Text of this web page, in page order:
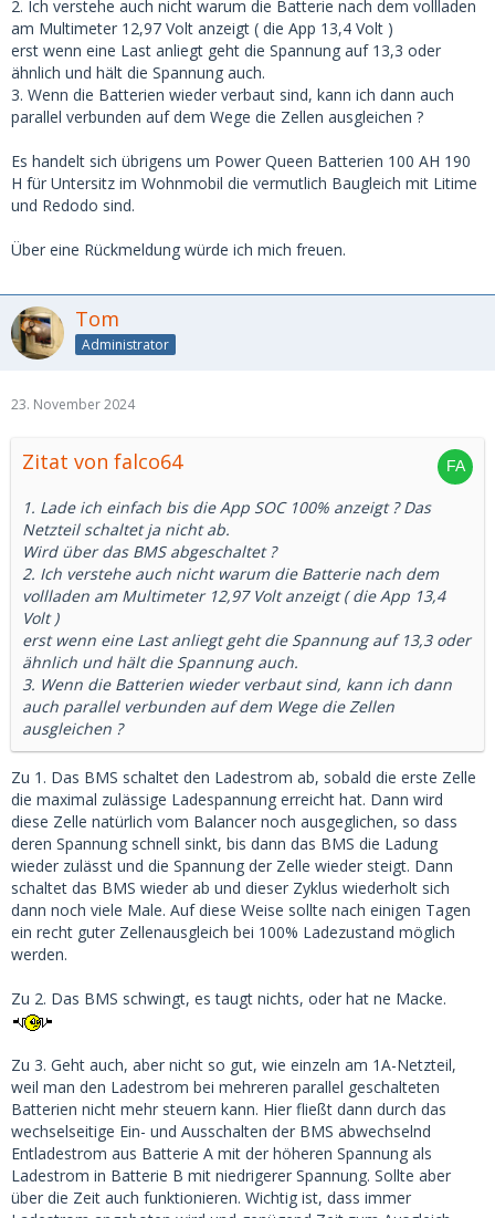
2. Ich verstehe auch nicht warum die Batterie nach dem vollladen
am Multimeter 12,97 Volt anzeigt ( die App 13,4 Volt )
erst wenn eine Last anliegt geht die Spannung auf 13,3 oder
ähnlich und hält die Spannung auch.
3. Wenn die Batterien wieder verbaut sind, kann ich dann auch
parallel verbunden auf dem Wege die Zellen ausgleichen ?
Es handelt sich übrigens um Power Queen Batterien 100 AH 190
H für Untersitz im Wohnmobil die vermutlich Baugleich mit Litime
und Redodo sind.
Über eine Rückmeldung würde ich mich freuen.
Tom
Administrator
23. November 2024
Zitat von falco64
1. Lade ich einfach bis die App SOC 100% anzeigt ? Das
Netzteil schaltet ja nicht ab.
Wird über das BMS abgeschaltet ?
2. Ich verstehe auch nicht warum die Batterie nach dem
vollladen am Multimeter 12,97 Volt anzeigt ( die App 13,4
Volt )
erst wenn eine Last anliegt geht die Spannung auf 13,3 oder
ähnlich und hält die Spannung auch.
3. Wenn die Batterien wieder verbaut sind, kann ich dann
auch parallel verbunden auf dem Wege die Zellen
ausgleichen ?
Zu 1. Das BMS schaltet den Ladestrom ab, sobald die erste Zelle
die maximal zulässige Ladespannung erreicht hat. Dann wird
diese Zelle natürlich vom Balancer noch ausgeglichen, so dass
deren Spannung schnell sinkt, bis dann das BMS die Ladung
wieder zulässt und die Spannung der Zelle wieder steigt. Dann
schaltet das BMS wieder ab und dieser Zyklus wiederholt sich
dann noch viele Male. Auf diese Weise sollte nach einigen Tagen
ein recht guter Zellenausgleich bei 100% Ladezustand möglich
werden.
Zu 2. Das BMS schwingt, es taugt nichts, oder hat ne Macke.
Zu 3. Geht auch, aber nicht so gut, wie einzeln am 1A-Netzteil,
weil man den Ladestrom bei mehreren parallel geschalteten
Batterien nicht mehr steuern kann. Hier fließt dann durch das
wechselseitige Ein- und Ausschalten der BMS abwechselnd
Entladestrom aus Batterie A mit der höheren Spannung als
Ladestrom in Batterie B mit niedrigerer Spannung. Sollte aber
über die Zeit auch funktionieren. Wichtig ist, dass immer